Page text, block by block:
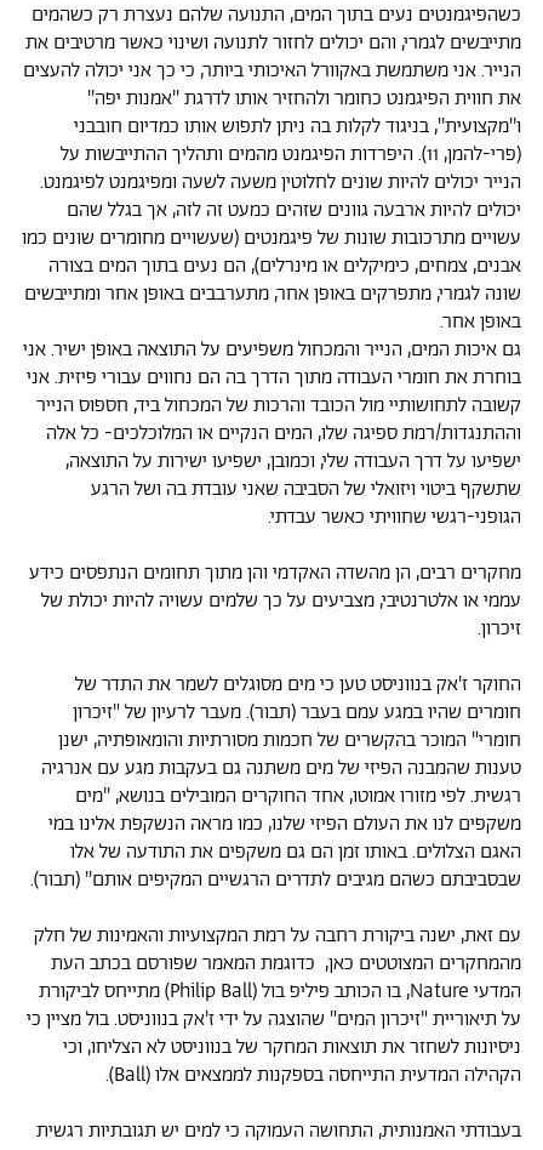
כשהפיגמנטים נעים בתוך המים, התנועה שלהם נעצרת רק כשהמים
מתייבשים לגמרי, והם יכולים לחזור לתנועה ושינוי כאשר מרטיבים את
הנייר. אני משתמשת באקוורל האיכותי ביותר, כי כך אני יכולה להעצים
את חווית הפיגמנט כחומר ולהחזיר אותו לדרגת ''אמנות יפה''
ו''מקצועית'', בניגוד לקלות בה ניתן לתפוש אותו כמדיום חובבני
(פרי-להמן, 11). היפרדות הפיגמנט מהמים ותהליך ההתייבשות על
הנייר יכולים להיות שונים לחלוטין משעה לשעה ומפיגמנט לפיגמנט.
יכולים להיות ארבעה גוונים שזהים כמעט זה לזה, אך בגלל שהם
עשויים מתרכובות שונות של פיגמנטים (שעשויים מחומרים שונים כמו
אבנים, צמחים, כימיקלים או מינרלים), הם נעים בתוך המים בצורה
שונה לגמרי, מתפרקים באופן אחר, מתערבבים באופן אחר ומתייבשים
באופן אחר.
גם איכות המים, הנייר והמכחול משפיעים על התוצאה באופן ישיר. אני
בוחרת את חומרי העבודה מתוך הדרך בה הם נחווים עבורי פיזית. אני
קשובה לתחושותיי מול הכובד והרכות של המכחול ביד, חספוס הנייר
וההתנגדות/רמת ספיגה שלו, המים הנקיים או המלוכלכים- כל אלה
ישפיעו על דרך העבודה שלי, וכמובן, ישפיעו ישירות על התוצאה,
שתשקף ביטוי ויזואלי של הסביבה שאני עובדת בה ושל הרגע
הגופני-רגשי שחוויתי כאשר עבדתי.
מחקרים רבים, הן מהשדה האקדמי והן מתוך תחומים הנתפסים כידע
עממי או אלטרנטיבי, מצביעים על כך שלמים עשויה להיות יכולת של
זיכרון.
החוקר ז'אק בנווניסט טען כי מים מסוגלים לשמר את התדר של
חומרים שהיו במגע עמם בעבר (תבור). מעבר לרעיון של "זיכרון
חומרי" המוכר בהקשרים של חכמות מסורתיות והומאופתיה, ישנן
טענות שהמבנה הפיזי של מים משתנה גם בעקבות מגע עם אנרגיה
רגשית. לפי מזורו אמוטו, אחד החוקרים המובילים בנושא, ''מים
משקפים לנו את העולם הפיזי שלנו, כמו מראה הנשקפת אלינו במי
האגם הצלולים. באותו זמן הם גם משקפים את התודעה של אלו
שבסביבתם כשהם מגיבים לתדרים הרגשיים המקיפים אותם'' (תבור).
עם זאת, ישנה ביקורת רחבה על רמת המקצועיות והאמינות של חלק
מהמחקרים המצוטטים כאן, כדוגמת המאמר שפורסם בכתב העת
המדעי Nature, בו הכותב פיליפ בול (Philip Ball) מתייחס לביקורת
על תיאוריית "זיכרון המים" שהוצגה על ידי ז'אק בנווניסט. בול מציין כי
ניסיונות לשחזר את תוצאות המחקר של בנווניסט לא הצליחו, וכי
הקהילה המדעית התייחסה בספקנות לממצאים אלו (Ball).
בעבודתי האמנותית, התחושה העמוקה כי למים יש תגובתיות רגשית